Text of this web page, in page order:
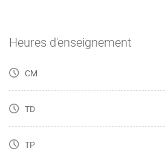
Heures d'enseignement
CM
TD
TP